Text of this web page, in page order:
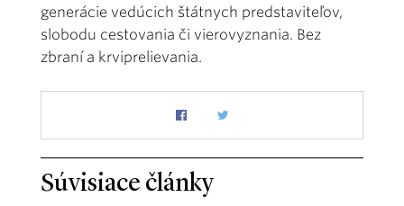
generácie vedúcich štátnych predstaviteľov,
slobodu cestovania či vierovyznania. Bez
zbraní a krviprelievania.
Súvisiace články